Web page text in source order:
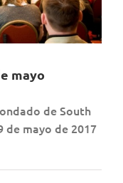
mayo
de South
de mayo de 2017